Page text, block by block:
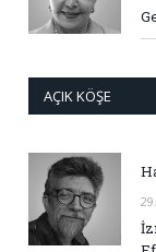
AÇIK KÖŞE